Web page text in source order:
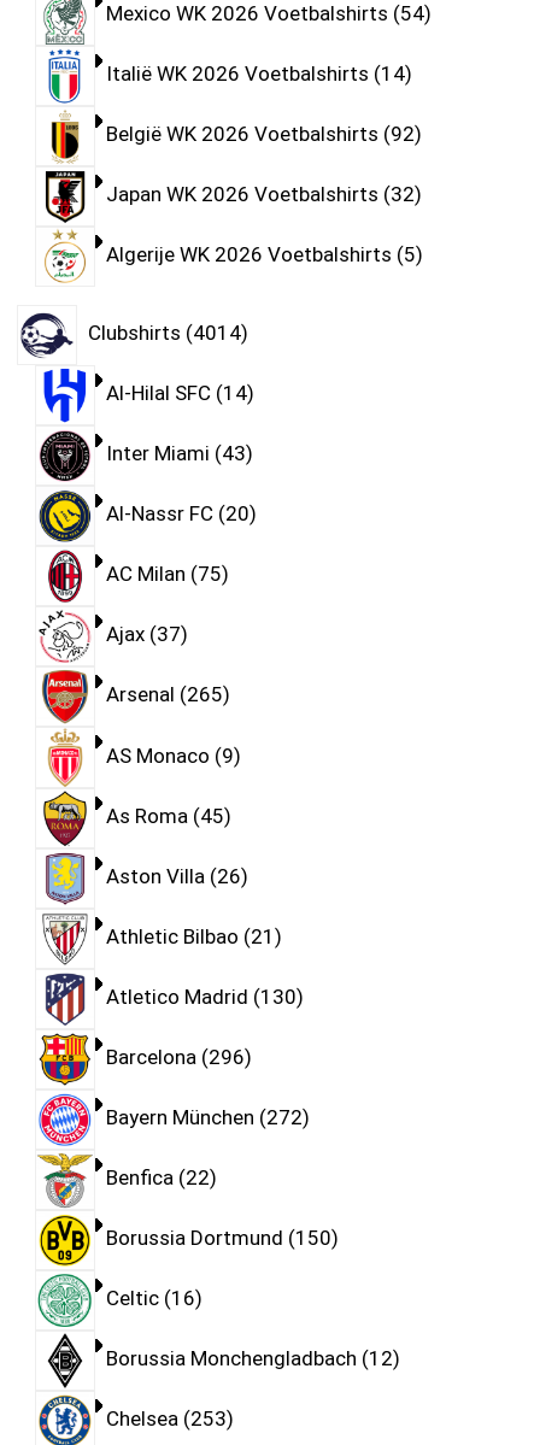
Mexico WK 2026 Voetbalshirts 54
Italië WK 2026 Voetbalshirts 14
België WK 2026 Voetbalshirts 92
Japan WK 2026 Voetbalshirts 32
Algerije WK 2026 Voetbalshirts 5
Clubshirts 4014
Al-Hilal SFC 14
Inter Miami 43
Al-Nassr FC 20
AC Milan 75
Ajax 37
Arsenal 265
AS Monaco 9
As Roma 45
Aston Villa 26
Athletic Bilbao 21
Atletico Madrid 130
Barcelona 296
Bayern München 272
Benfica 22
Borussia Dortmund 150
Celtic 16
Borussia Monchengladbach 12
Chelsea 253